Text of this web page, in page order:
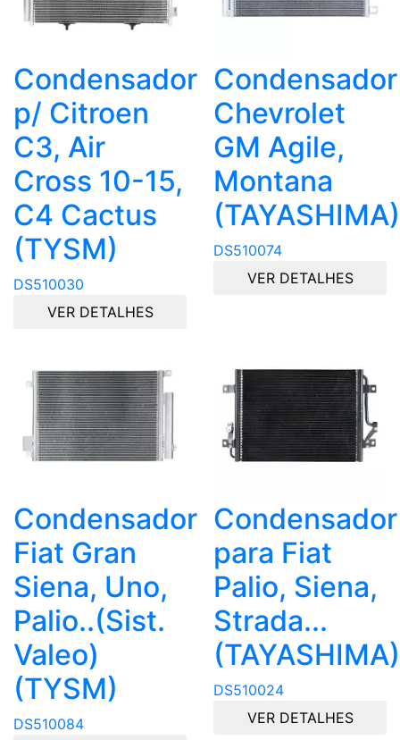
Condensador
p/ Citroen
C3, Air
Cross 10-15,
C4 Cactus
(TYSM)
DS510030
VER DETALHES
Condensador
Chevrolet
GM Agile,
Montana
(TAYASHIMA)
DS510074
VER DETALHES
Condensador
Fiat Gran
Siena, Uno,
Palio..(Sist.
Valeo)
(TYSM)
DS510084
Condensador
para Fiat
Palio, Siena,
Strada...
(TAYASHIMA)
DS510024
VER DETALHES